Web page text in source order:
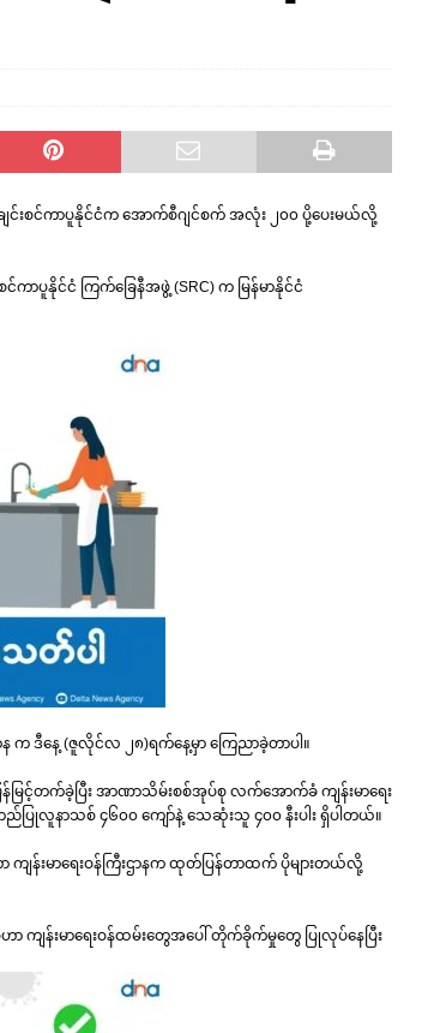
းချင်းစင်ကာပူနိုင်ငံက အောက်စီဂျင်စက် အလုံး ၂၀၀ ပို့ပေးမယ်လို့
ပူနိုင်ငံ ကြက်ခြေနီအဖွဲ့ (SRC) က မြန်မာနိုင်ငံ
န က ဒီနေ့ (ဇူလိုင်လ ၂၈)ရက်နေ့မှာ ကြေညာခဲ့တာပါ။
ြင့်တက်ခဲ့ပြီး အာဏာသိမ်းစစ်အုပ်စု လက်အောက်ခံ ကျန်းမာရေး
လူနာသစ် ၄၆၀၀ ကျော်နဲ့ သေဆုံးသူ ၄၀၀ နီးပါး ရှိပါတယ်။
န်းမာရေးဝန်ကြီးဌာနက ထုတ်ပြန်တာထက် ပိုများတယ်လို့
ကျန်းမာရေးဝန်ထမ်းတွေအပေါ် တိုက်ခိုက်မှုတွေ ပြုလုပ်နေပြီး